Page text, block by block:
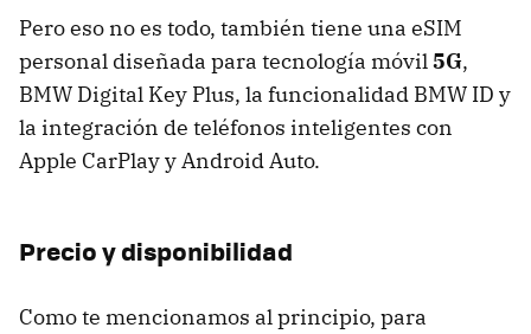
Pero eso no es todo, también tiene una eSIM
personal diseñada para tecnología móvil5G,
BMW Digital Key Plus, la funcionalidad BMW ID y
la integración de teléfonos inteligentes con
Apple CarPlay y Android Auto.
Precio y disponibilidad
Como te mencionamos al principio, para